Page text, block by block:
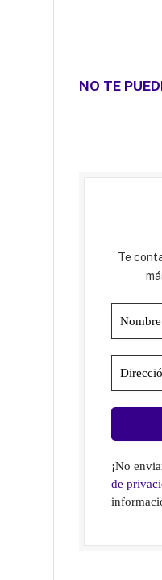
NO TE
Te
¡No
de